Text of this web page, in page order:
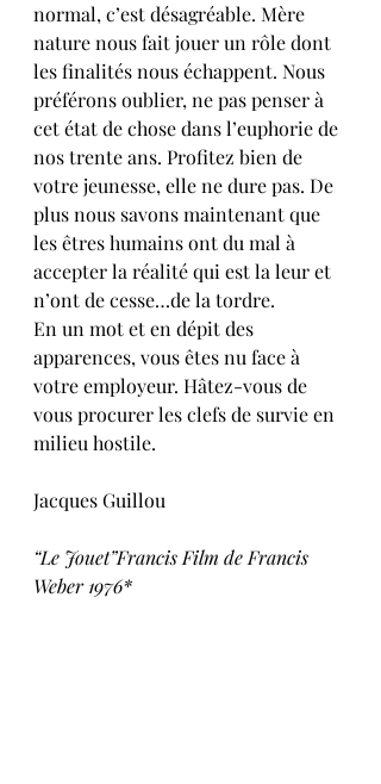
normal, c’est désagréable. Mère
nature nous fait jouer un rôle dont
les finalités nous échappent. Nous
préférons oublier, ne pas penser à
cet état de chose dans l’euphorie de
nos trente ans. Profitez bien de
votre jeunesse, elle ne dure pas. De
plus nous savons maintenant que
les êtres humains ont du mal à
accepter la réalité qui est la leur et
n’ont de cesse…de la tordre.
En un mot et en dépit des
apparences, vous êtes nu face à
votre employeur. Hâtez-vous de
vous procurer les clefs de survie en
milieu hostile.
Jacques Guillou
“Le Jouet”Francis Film de Francis
Weber 1976*